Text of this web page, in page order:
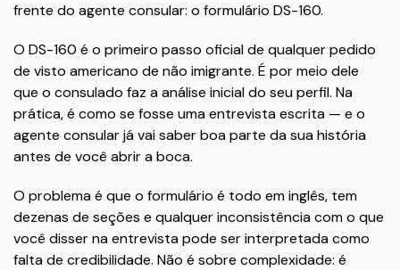
frente do agente consular: o formulário DS-160.
O DS-160 é o primeiro passo oficial de qualquer pedido
de visto americano de não imigrante. É por meio dele
que o consulado faz a análise inicial do seu perfil. Na
prática, é como se fosse uma entrevista escrita — e o
agente consular já vai saber boa parte da sua história
antes de você abrir a boca.
O problema é que o formulário é todo em inglês, tem
dezenas de seções e qualquer inconsistência com o que
você disser na entrevista pode ser interpretada como
falta de credibilidade. Não é sobre complexidade: é